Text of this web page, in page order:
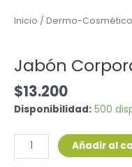
Inicio / Dermo-Cosmético
Jabón
$13.200
Disponibilidad: 500
Papaya
Añadir al